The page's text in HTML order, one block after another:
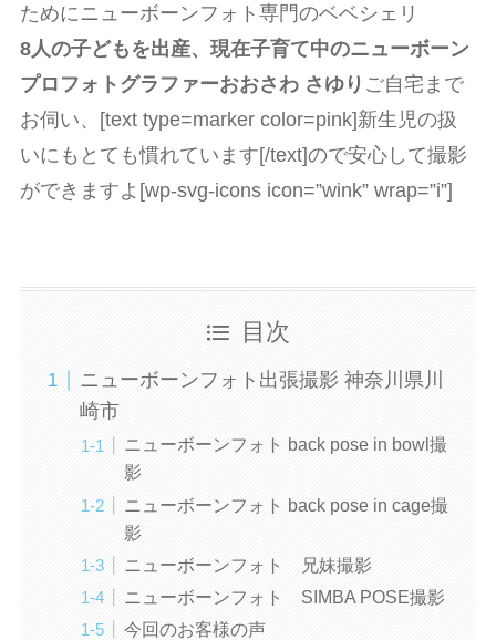
ためにニューボーンフォト専門のベベシェリ
8人の子どもを出産、現在子育て中のニューボーン
プロフォトグラファーおおさわ さゆり ご自宅まで
お伺い、[text type=marker color=pink]新生児の扱
いにもとても慣れています[/text]ので安心して撮影
ができますよ[wp-svg-icons icon=”wink” wrap=”i”]
目次
ニューボーンフォト出張撮影 神奈川県川
崎市
ニューボーンフォト back pose in bowl撮
影
ニューボーンフォト back pose in cage撮
影
ニューボーンフォト 兄妹撮影
ニューボーンフォト SIMBA POSE撮影
今回のお客様の声